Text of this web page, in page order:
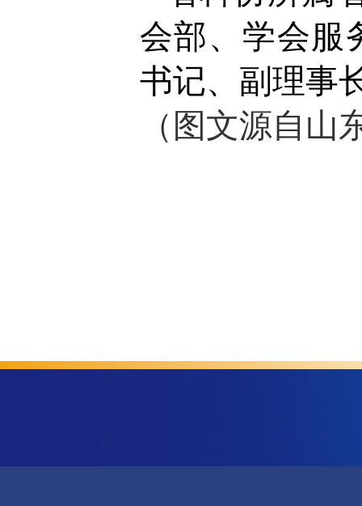
会部、学会服
书记、副理事
（图文源自